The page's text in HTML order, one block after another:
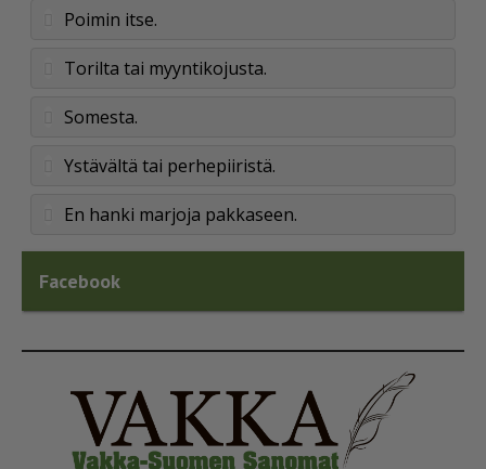
Poimin itse.
Torilta tai myyntikojusta.
Somesta.
Ystävältä tai perhepiiristä.
En hanki marjoja pakkaseen.
Facebook